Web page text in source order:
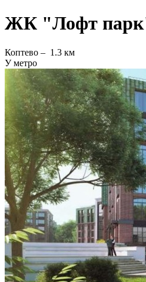
ЖК "Лофт
Коптево – 1.3 км
У метро